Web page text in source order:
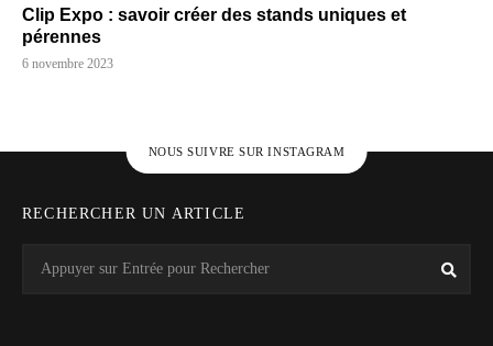
Clip Expo : savoir créer des stands uniques et
pérennes
6 novembre 2023
NOUS SUIVRE SUR INSTAGRAM
RECHERCHER UN ARTICLE
for: